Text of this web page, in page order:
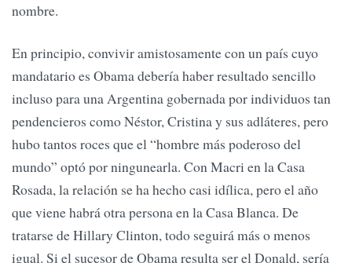
nombre.
En principio, convivir amistosamente con un país cuyo
mandatario es Obama debería haber resultado sencillo
incluso para una Argentina gobernada por individuos tan
pendencieros como Néstor, Cristina y sus adláteres, pero
hubo tantos roces que el “hombre más poderoso del
mundo” optó por ningunearla. Con Macri en la Casa
Rosada, la relación se ha hecho casi idílica, pero el año
que viene habrá otra persona en la Casa Blanca. De
tratarse de Hillary Clinton, todo seguirá más o menos
igual. Si el sucesor de Obama resulta ser el Donald, sería